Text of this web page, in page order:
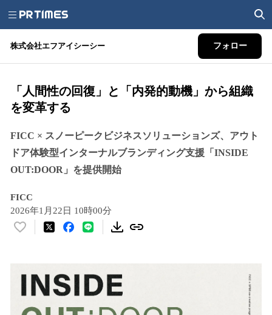
株式会社エフアイシーシー フォロー
「人間性の回復」と「内発的動機」から組織
を変革する
FICC × スノーピークビジネスソリューションズ、アウト
ドア体験型インターナルブランディング支援「INSIDE
OUT:DOOR」を提供開始
FICC
2026年1月22日 10時00分
い
を
読